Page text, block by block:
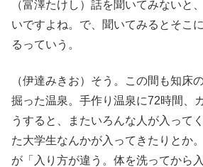
（富澤たけし）話を聞いてみないと
いですよね。で、聞いてみるとそこ
るっていう。
（伊達みきお）そう。この間も知床
掘った温泉。手作り温泉に72時間、
うすると、またいろんな人が入って
た大学生なんかが入ってきたりとか
が「入り方が違う。体を洗ってから